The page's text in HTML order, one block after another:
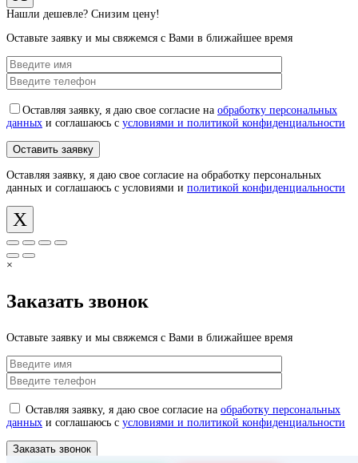
Нашли дешевле? Снизим цену!
Оставьте заявку и мы свяжемся с Вами в ближайшее время
Оставляя заявку, я даю свое согласие на обработку персональных
данных и соглашаюсь с условиями и политикой конфиденциальности
Оставляя заявку, я даю свое согласие на обработку персональных
данных и соглашаюсь с условиями и политикой конфиденциальности
X
×
Заказать звонок
Оставьте заявку и мы свяжемся с Вами в ближайшее время
Оставляя заявку, я даю свое согласие на обработку персональных
данных и соглашаюсь с условиями и политикой конфиденциальности